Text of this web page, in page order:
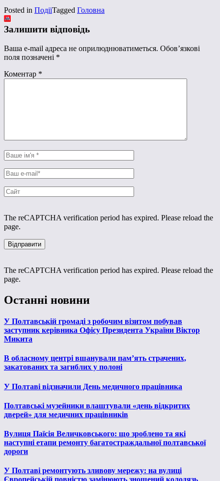
Posted in ПодіїTagged Головна
Залишити відповідь
Ваша e-mail адреса не оприлюднюватиметься. Обов’язкові
поля позначені *
Коментар *
The reCAPTCHA verification period has expired. Please reload the
page.
The reCAPTCHA verification period has expired. Please reload the
page.
Останні новини
У Полтавській громаді з робочим візитом побував
заступник керівника Офісу Президента України Віктор
Микита
В обласному центрі вшанували пам’ять страчених,
закатованих та загиблих у полоні
У Полтаві відзначили День медичного працівника
Полтавські музейники влаштували «день відкритих
дверей» для медичних працівників
Вулиця Паїсія Величковського: що зроблено та які
наступні етапи ремонту багатостраждальної полтавської
дороги
У Полтаві ремонтують зливову мережу: на вулиці